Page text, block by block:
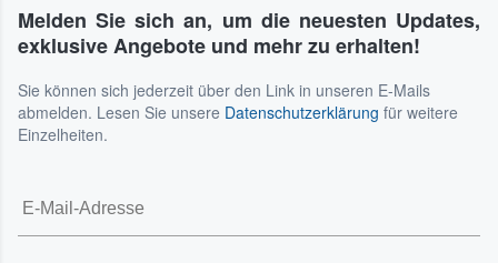
Melden Sie sich an, um die neuesten Updates,
exklusive Angebote und mehr zu erhalten!
Sie können sich jederzeit über den Link in unseren E-Mails
abmelden. Lesen Sie unsere Datenschutzerklärung für weitere
Einzelheiten.